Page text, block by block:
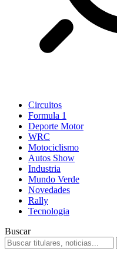
Circuitos
Formula 1
Deporte Motor
WRC
Motociclismo
Autos Show
Industria
Mundo Verde
Novedades
Rally
Tecnologia
Buscar